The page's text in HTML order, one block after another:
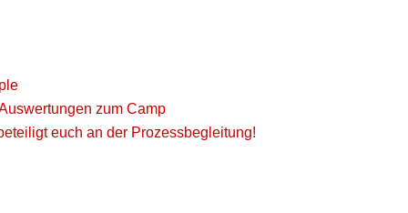
zum Camp
euch an der Prozessbegleitung!